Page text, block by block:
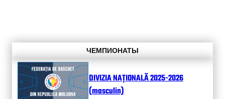
ЧЕМПИОНАТЫ
DIVIZIA NAȚIONALĂ 2025-2026
(masculin)